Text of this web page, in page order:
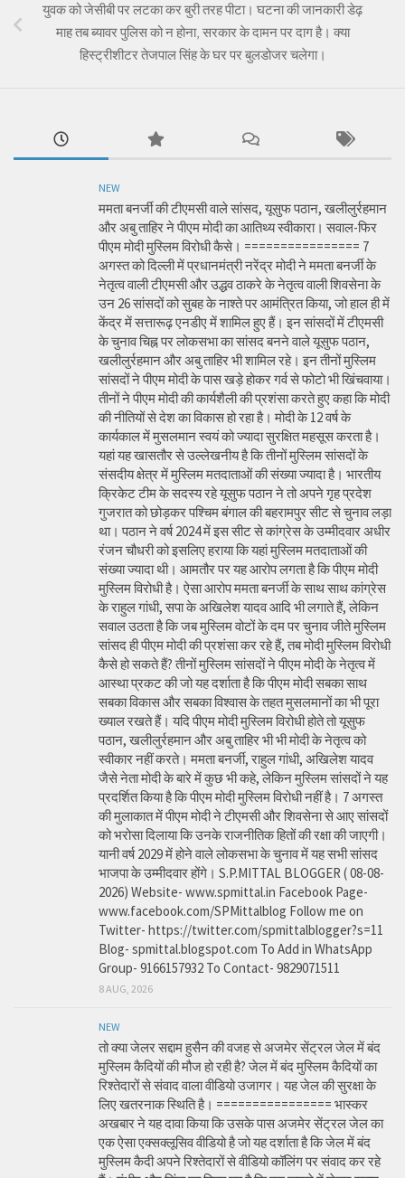
युवक को जेसीबी पर लटका कर बुरी तरह पीटा। घटना की जानकारी डेढ़
माह तब ब्यावर पुलिस को न होना, सरकार के दामन पर दाग है। क्या
हिस्ट्रीशीटर तेजपाल सिंह के घर पर बुलडोजर चलेगा।
NEW
ममता बनर्जी की टीएमसी वाले सांसद, यूसुफ पठान, खलीलुर्रहमान
और अबु ताहिर ने पीएम मोदी का आतिथ्य स्वीकारा। सवाल-फिर
पीएम मोदी मुस्लिम विरोधी कैसे। ================ 7
अगस्त को दिल्ली में प्रधानमंत्री नरेंद्र मोदी ने ममता बनर्जी के
नेतृत्व वाली टीएमसी और उद्धव ठाकरे के नेतृत्व वाली शिवसेना के
उन 26 सांसदों को सुबह के नाश्ते पर आमंत्रित किया, जो हाल ही में
केंद्र में सत्तारूढ़ एनडीए में शामिल हुए हैं। इन सांसदों में टीएमसी
के चुनाव चिह्न पर लोकसभा का सांसद बनने वाले यूसुफ पठान,
खलीलुर्रहमान और अबु ताहिर भी शामिल रहे। इन तीनों मुस्लिम
सांसदों ने पीएम मोदी के पास खड़े होकर गर्व से फोटो भी खिंचवाया।
तीनों ने पीएम मोदी की कार्यशैली की प्रशंसा करते हुए कहा कि मोदी
की नीतियों से देश का विकास हो रहा है। मोदी के 12 वर्ष के
कार्यकाल में मुसलमान स्वयं को ज्यादा सुरक्षित महसूस करता है।
यहां यह खासतौर से उल्लेखनीय है कि तीनों मुस्लिम सांसदों के
संसदीय क्षेत्र में मुस्लिम मतदाताओं की संख्या ज्यादा है। भारतीय
क्रिकेट टीम के सदस्य रहे यूसुफ पठान ने तो अपने गृह प्रदेश
गुजरात को छोड़कर पश्चिम बंगाल की बहरामपुर सीट से चुनाव लड़ा
था। पठान ने वर्ष 2024 में इस सीट से कांग्रेस के उम्मीदवार अधीर
रंजन चौधरी को इसलिए हराया कि यहां मुस्लिम मतदाताओं की
संख्या ज्यादा थी। आमतौर पर यह आरोप लगता है कि पीएम मोदी
मुस्लिम विरोधी है। ऐसा आरोप ममता बनर्जी के साथ साथ कांग्रेस
के राहुल गांधी, सपा के अखिलेश यादव आदि भी लगाते हैं, लेकिन
सवाल उठता है कि जब मुस्लिम वोटों के दम पर चुनाव जीते मुस्लिम
सांसद ही पीएम मोदी की प्रशंसा कर रहे हैं, तब मोदी मुस्लिम विरोधी
कैसे हो सकते हैं? तीनों मुस्लिम सांसदों ने पीएम मोदी के नेतृत्व में
आस्था प्रकट की जो यह दर्शाता है कि पीएम मोदी सबका साथ
सबका विकास और सबका विश्वास के तहत मुसलमानों का भी पूरा
ख्याल रखते हैं। यदि पीएम मोदी मुस्लिम विरोधी होते तो यूसुफ
पठान, खलीलुर्रहमान और अबु ताहिर भी भी मोदी के नेतृत्व को
स्वीकार नहीं करते। ममता बनर्जी, राहुल गांधी, अखिलेश यादव
जैसे नेता मोदी के बारे में कुछ भी कहे, लेकिन मुस्लिम सांसदों ने यह
प्रदर्शित किया है कि पीएम मोदी मुस्लिम विरोधी नहीं है। 7 अगस्त
की मुलाकात में पीएम मोदी ने टीएमसी और शिवसेना से आए सांसदों
को भरोसा दिलाया कि उनके राजनीतिक हितों की रक्षा की जाएगी।
यानी वर्ष 2029 में होने वाले लोकसभा के चुनाव में यह सभी सांसद
भाजपा के उम्मीदवार होंगे। S.P.MITTAL BLOGGER ( 08-08-
2026) Website- www.spmittal.in Facebook Page-
www.facebook.com/SPMittalblog Follow me on
Twitter- https://twitter.com/spmittalblogger?s=11
Blog- spmittal.blogspot.com To Add in WhatsApp
Group- 9166157932 To Contact- 9829071511
8 AUG, 2026
NEW
तो क्या जेलर सद्दाम हुसैन की वजह से अजमेर सेंट्रल जेल में बंद
मुस्लिम कैदियों की मौज हो रही है? जेल में बंद मुस्लिम कैदियों का
रिश्तेदारों से संवाद वाला वीडियो उजागर। यह जेल की सुरक्षा के
लिए खतरनाक स्थिति है। ================ भास्कर
अखबार ने यह दावा किया कि उसके पास अजमेर सेंट्रल जेल का
एक ऐसा एक्सक्लूसिव वीडियो है जो यह दर्शाता है कि जेल में बंद
मुस्लिम कैदी अपने रिश्तेदारों से वीडियो कॉलिंग पर संवाद कर रहे